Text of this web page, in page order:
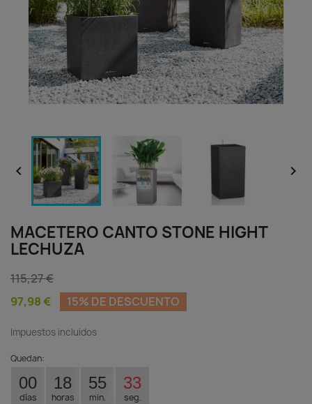
 
MACETERO CANTO STONE HIGHT
LECHUZA
115,27 €
97,98 €
15% DE DESCUENTO
Impuestos incluidos
Quedan:
00
días
18
horas
55
min.
33
seg.